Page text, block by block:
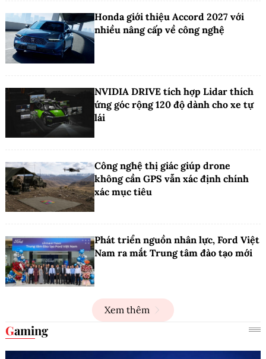
Honda giới thiệu Accord 2027 với
nhiều nâng cấp về công nghệ
NVIDIA DRIVE tích hợp Lidar thích
ứng góc rộng 120 độ dành cho xe tự
lái
Công nghệ thị giác giúp drone
không cần GPS vẫn xác định chính
xác mục tiêu
Phát triển nguồn nhân lực, Ford Việt
Nam ra mắt Trung tâm đào tạo mới
Xem thêm
Gaming